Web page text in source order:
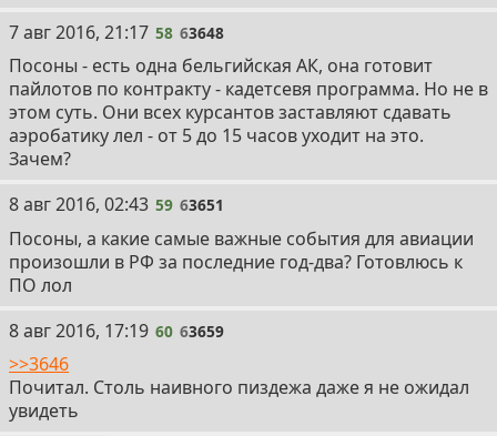
58
7 авг 2016, 21:17 58 63648
Посоны - есть одна бельгийская АК, она готовит
пайлотов по контракту - кадетсевя программа. Но не в
этом суть. Они всех курсантов заставляют сдавать
аэробатику лел - от 5 до 15 часов уходит на это.
Зачем?
59
8 авг 2016, 02:43 59 63651
Посоны, а какие самые важные события для авиации
произошли в РФ за последние год-два? Готовлюсь к
ПО лол
60
8 авг 2016, 17:19 60 63659
>>3646
Почитал. Столь наивного пиздежа даже я не ожидал
увидеть